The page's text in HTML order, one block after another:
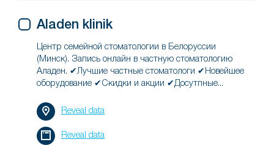
Aladen klinik
Центр семейной стоматологии в Белоруссии
(Минск). Запись онлайн в частную стоматологию
Аладен. ✔Лучшие частные стоматологи ✔Новейшее
оборудование ✔Скидки и акции ✔Досутпные...
Reveal data
Reveal data